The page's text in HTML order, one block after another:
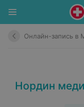
Онлайн-запись в
Нордин